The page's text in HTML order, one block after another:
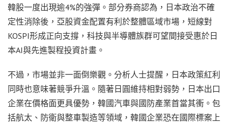
韓股一度出現逾4%的強彈。部分券商認為，日本政治不確
定性消除後，亞股資金配置有利於整體區域市場，短線對
KOSPI形成正向支撐，科技與半導體族群可望間接受惠於日
本AI與先進製程投資計畫。
不過，市場並非一面倒樂觀。分析人士提醒，日本政策紅利
同時也意味著競爭升溫。隨著日圓維持相對弱勢，日本出口
企業在價格面更具優勢，韓國汽車與國防產業首當其衝。包
括航太、防衛與整車製造等領域，韓國企業恐在國際標案上